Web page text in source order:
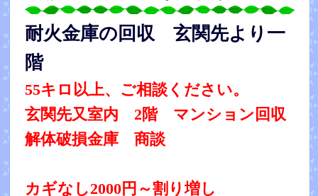
耐火金庫の回収 玄関先より一
階
55キロ以上、ご相談ください。
玄関先又室内 2階 マンション回収
解体破損金庫 商談
カギなし2000円～割り増し